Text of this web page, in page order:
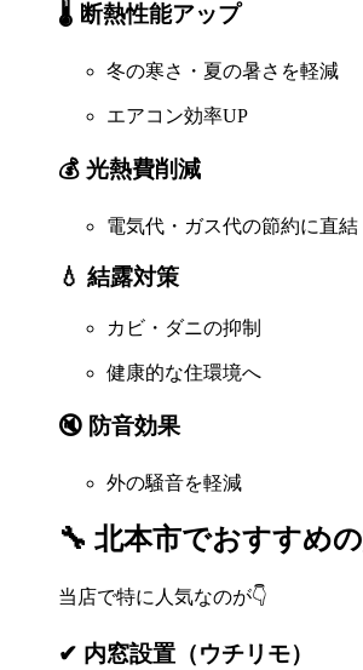
🌡️ 断熱性能アップ
冬の寒さ・夏の暑さを軽減
エアコン効率UP
💰 光熱費削減
電気代・ガス代の節約に直結
💧 結露対策
カビ・ダニの抑制
健康的な住環境へ
🔇 防音効果
外の騒音を軽減
🔧 北本市でおすすめ
当店で特に人気なのが👇
✔ 内窓設置（ウチリモ）